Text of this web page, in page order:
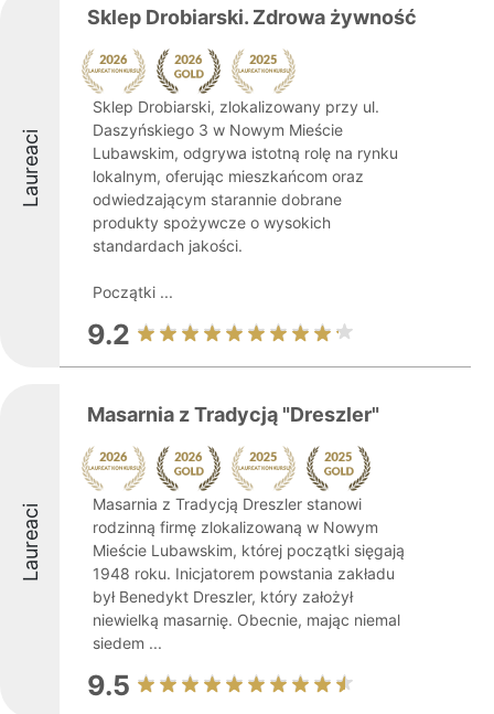
Laureaci
Sklep Drobiarski. Zdrowa żywność
Sklep Drobiarski, zlokalizowany przy ul.
Daszyńskiego 3 w Nowym Mieście
Lubawskim, odgrywa istotną rolę na rynku
lokalnym, oferując mieszkańcom oraz
odwiedzającym starannie dobrane
produkty spożywcze o wysokich
standardach jakości.
Początki ...
9.2
Laureaci
Masarnia z Tradycją "Dreszler"
Masarnia z Tradycją Dreszler stanowi
rodzinną firmę zlokalizowaną w Nowym
Mieście Lubawskim, której początki sięgają
1948 roku. Inicjatorem powstania zakładu
był Benedykt Dreszler, który założył
niewielką masarnię. Obecnie, mając niemal
siedem ...
9.5